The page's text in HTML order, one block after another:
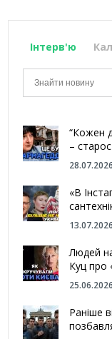
Інтерв'ю
“Кожен
–
28.07.2026
«В
13.07.2026
Людей
Куц про
25.06.2026
Раніше